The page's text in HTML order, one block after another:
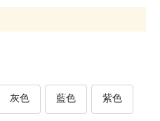
灰色 藍色 紫色